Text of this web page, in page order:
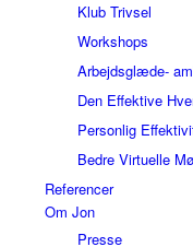
Klub Trivsel
Workshops
Arbejdsglæde-
Den Effektive
Personlig
Bedre Virtuelle
Referencer
Om Jon
Presse